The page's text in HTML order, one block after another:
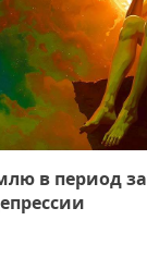
в период